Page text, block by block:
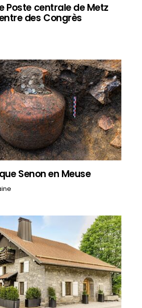
Poste centrale de Metz
des Congrès
Senon en Meuse